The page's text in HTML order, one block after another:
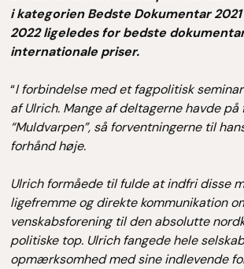
i kategorien Bedste Dokumentar 2021
2022 ligeledes for bedste
internationale priser.
“I forbindelse med et fagpolitisk
af Ulrich. Mange af deltagerne havde
“Muldvarpen”, så forventningerne til
forhånd høje.
Ulrich formåede til fulde at indfri disse
ligefremme og direkte kommunikation
venskabsforening til den absolutte
politiske top. Ulrich fangede hele
opmærksomhed med sine indlevende